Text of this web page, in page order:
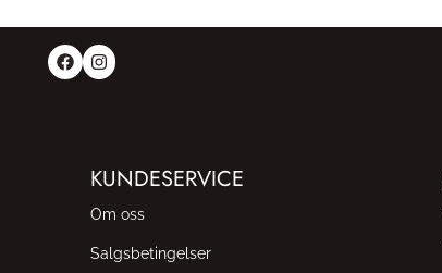
KUNDESERVICE
Om oss
Salgsbetingelser